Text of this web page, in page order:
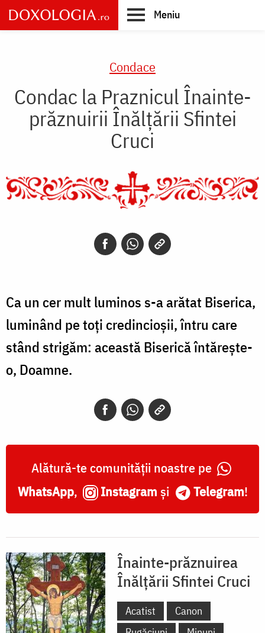
Skip
to
main
Meniu
Condace
Condac la Praznicul Înainte-
prăznuirii Înălţării Sfintei
Cruci
Ca un cer mult luminos s-a arătat Biserica,
luminând pe toţi credincioşii, întru care
stând strigăm: această Biserică întăreşte-
o, Doamne.
Alătură-te comunității noastre pe
WhatsApp, Instagram și Telegram!
Înainte-prăznuirea
Înălțării Sfintei Cruci
Acatist
Canon